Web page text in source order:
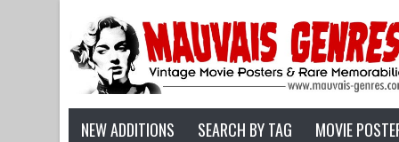
NEW ADDITIONS SEARCH BY TAG MOVIE